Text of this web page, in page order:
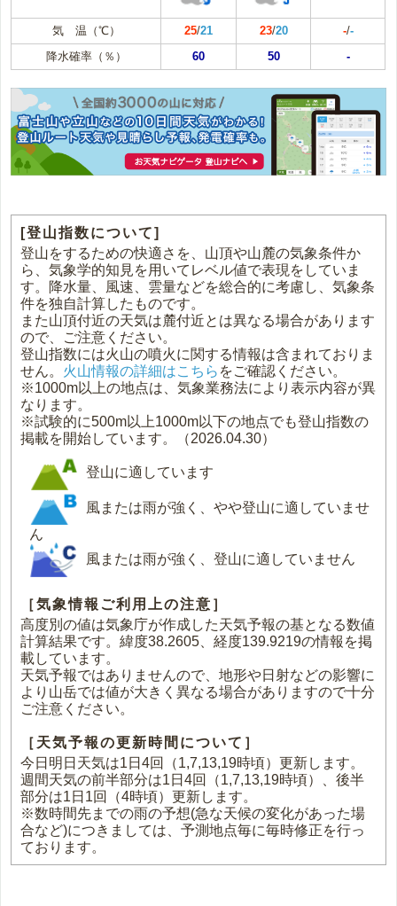
気 温（℃） 25/21 23/20 -/-
降水確率（％）
60 50 -
[登山指数について]
登山をするための快適さを、山頂や山麓の気象条件か
ら、気象学的知見を用いてレベル値で表現をしていま
す。降水量、風速、雲量などを総合的に考慮し、気象条
件を独自計算したものです。
また山頂付近の天気は麓付近とは異なる場合があります
ので、ご注意ください。
登山指数には火山の噴火に関する情報は含まれておりま
せん。 火山情報の詳細はこちら をご確認ください。
※1000m以上の地点は、気象業務法により表示内容が異
なります。
※試験的に500m以上1000m以下の地点でも登山指数の
掲載を開始しています。（2026.04.30）
登山に適しています
風または雨が強く、やや登山に適していませ
ん
風または雨が強く、登山に適していません
［気象情報ご利用上の注意］
高度別の値は気象庁が作成した天気予報の基となる数値
計算結果です。緯度38.2605、経度139.9219の情報を掲
載しています。
天気予報ではありませんので、地形や日射などの影響に
より山岳では値が大きく異なる場合がありますので十分
ご注意ください。
［天気予報の更新時間について］
今日明日天気は1日4回（1,7,13,19時頃）更新します。
週間天気の前半部分は1日4回（1,7,13,19時頃）、後半
部分は1日1回（4時頃）更新します。
※数時間先までの雨の予想(急な天候の変化があった場
合など)につきましては、予測地点毎に毎時修正を行っ
ております。